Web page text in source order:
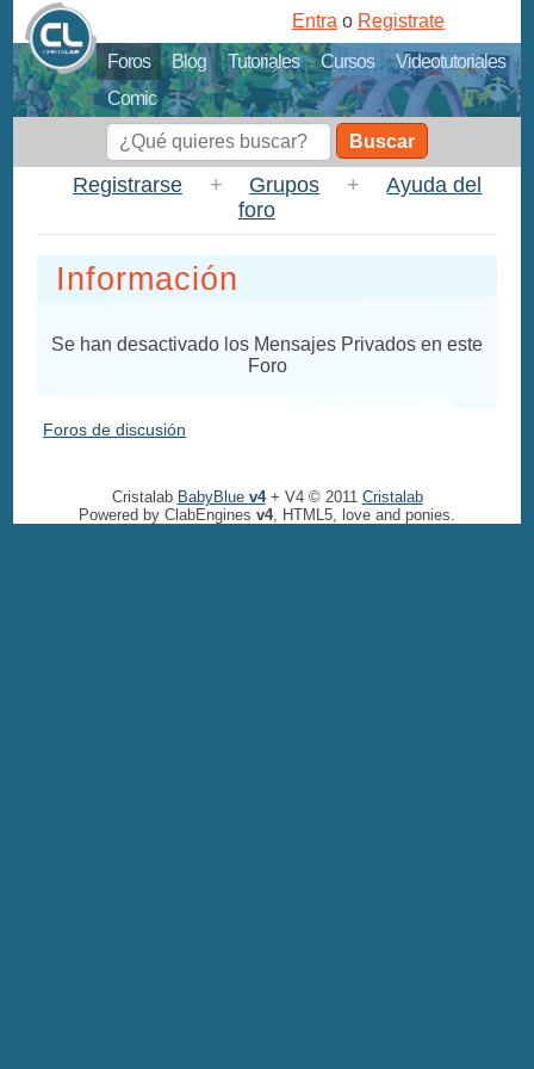
Foros Blog Tutoriales Cursos
Videotutoriales
Comic
Entra o Registrate
Buscar
Registrarse + Grupos +
Ayuda del
foro
Información
Se han desactivado los Mensajes Privados en este
Foro
Foros de discusión
Cristalab BabyBlue v4+ V4 © 2011 Cristalab
Powered by ClabEngines v4, HTML5, love and ponies.